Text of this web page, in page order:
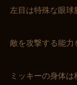
左目は特殊な眼球
敵を攻撃する能力
ミッキーの身体は